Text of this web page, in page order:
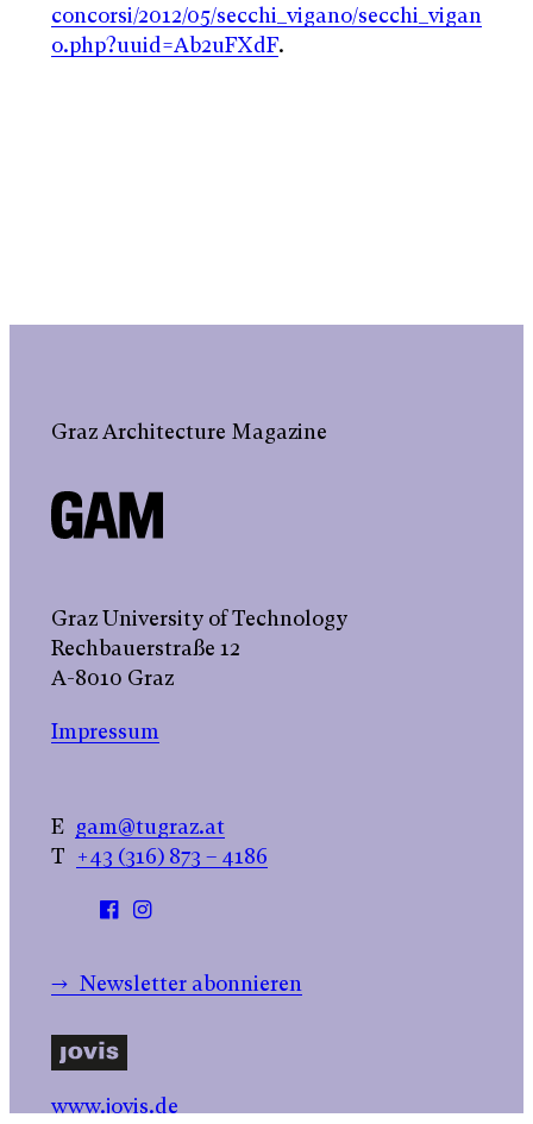
concorsi/2012/05/secchi_vigano/secchi_vigan
o.php?uuid=Ab2uFXdF.
Graz Architecture Magazine
Graz University of Technology
Rechbauerstraße 12
A-8010 Graz
Impressum
E gam@tugraz.at
T +43 (316) 873 – 4186
→ Newsletter abonnieren
www.jovis.de